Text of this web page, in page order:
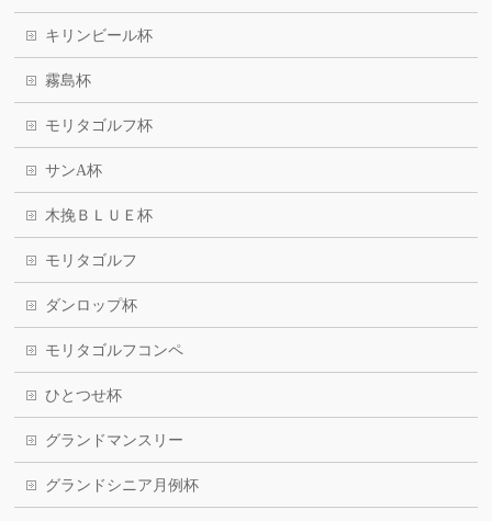
キリンビール杯
霧島杯
モリタゴルフ杯
サンA杯
木挽ＢＬＵＥ杯
モリタゴルフ
ダンロップ杯
モリタゴルフコンペ
ひとつせ杯
グランドマンスリー
グランドシニア月例杯